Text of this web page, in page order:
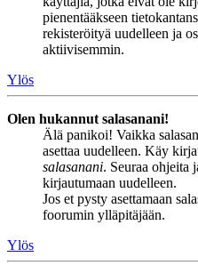
pienentääkseen
rekisteröityä uudelleen ja
aktiivisemmin.
Ylös
Olen hukannut salasanani!
Älä panikoi! Vaikka
asettaa uudelleen. Käy
salasanani. Seuraa ohjeita
kirjautumaan uudelleen.
Jos et pysty asettamaan
foorumin ylläpitäjään.
Ylös